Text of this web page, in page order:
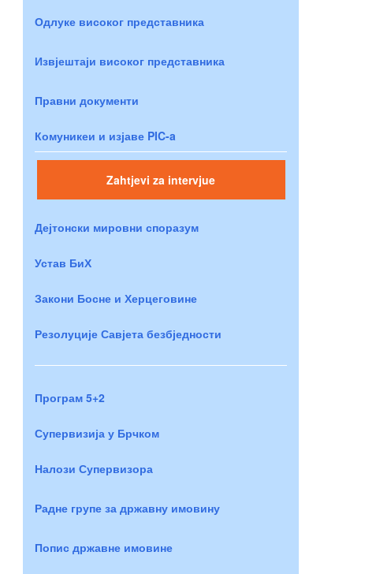
Одлуке високог представника
Извјештаји високог представника
Правни документи
Комуникеи и изјаве PIC-a
Zahtjevi za intervjue
Дејтонски мировни споразум
Устав БиХ
Закони Босне и Херцеговине
Резолуције Савјета безбједности
Програм 5+2
Супервизија у Брчком
Налози Супервизора
Радне групе за државну имовину
Попис државне имовине